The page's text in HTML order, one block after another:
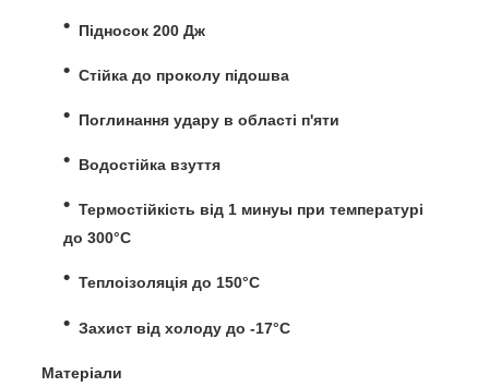
Підносок 200 Дж
Стійка до проколу підошва
Поглинання удару в області п'яти
Водостійка взуття
Термостійкість від 1 минуы при температурі
до 300°C
Теплоізоляція до 150°С
Захист від холоду до -17°С
Матеріали